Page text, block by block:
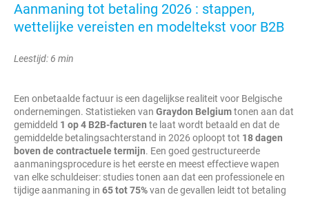
Aanmaning tot betaling 2026 : stappen,
wettelijke vereisten en modeltekst voor B2B
Leestijd: 6 min
Een onbetaalde factuur is een dagelijkse realiteit voor Belgische
ondernemingen. Statistieken van Graydon Belgiumtonen aan dat
gemiddeld 1 op 4 B2B-facturen te laat wordt betaald en dat de
gemiddelde betalingsachterstand in 2026 oploopt tot 18 dagen
boven de contractuele termijn. Een goed gestructureerde
aanmaningsprocedure is het eerste en meest effectieve wapen
van elke schuldeiser: studies tonen aan dat een professionele en
tijdige aanmaning in 65 tot 75%van de gevallen leidt tot betaling